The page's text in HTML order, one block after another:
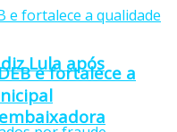
Lula após
e fortalece a